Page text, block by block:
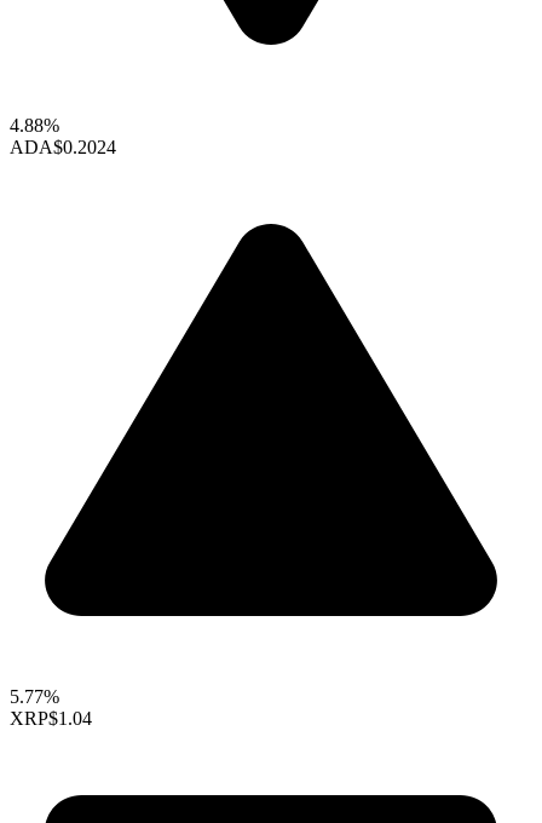
4.88%
ADA$0.2024
5.77%
XRP$1.04